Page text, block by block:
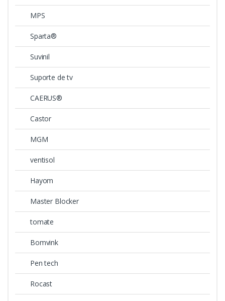
MPS
Sparta®
Suvinil
Suporte de tv
CAERUS®
Castor
MGM
ventisol
Hayom
Master Blocker
tomate
Bomvink
Pen tech
Rocast